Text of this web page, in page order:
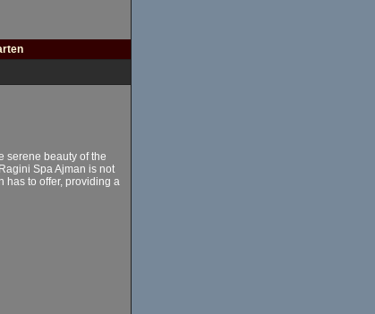
serene beauty of the
Spa Ajman is not
has to offer, providing a